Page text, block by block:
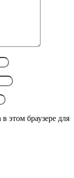
этом браузере для